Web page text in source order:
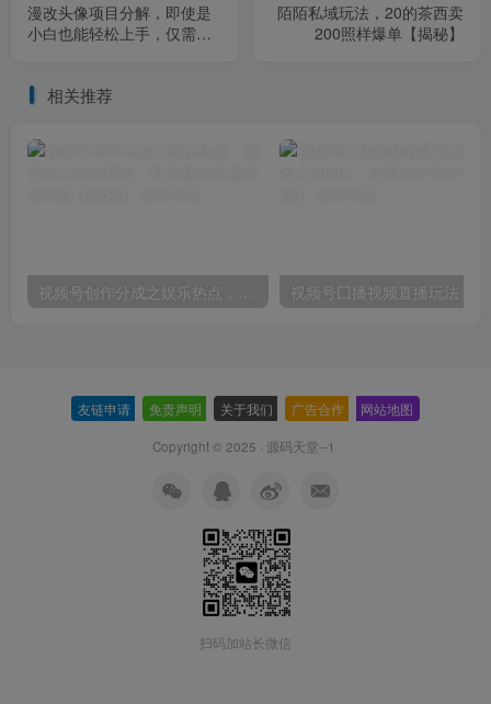
漫改头像项目分解，即使是
小白也能轻松上手，仅需一
陌陌私域玩法，20的茶西卖
200照样爆单【揭秘】
相关推荐
视频号创作分成之娱乐热点，最适合小白的赛道，每天赚点零花钱没问题【揭秘】
友链申请 免责声明 关于我们 广告合作 网站地图
Copyright © 2025 · 源码天堂--1
扫码加站长微信